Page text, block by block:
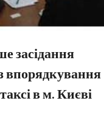
засідання
впорядкування
в м. Києві